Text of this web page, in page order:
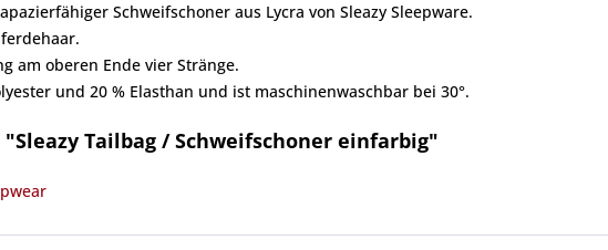
Schweifschoner aus Lycra von Sleazy Sleepware.
am oberen Ende vier Stränge.
und 20 % Elasthan und ist maschinenwaschbar bei 30°.
Tailbag / Schweifschoner einfarbig"